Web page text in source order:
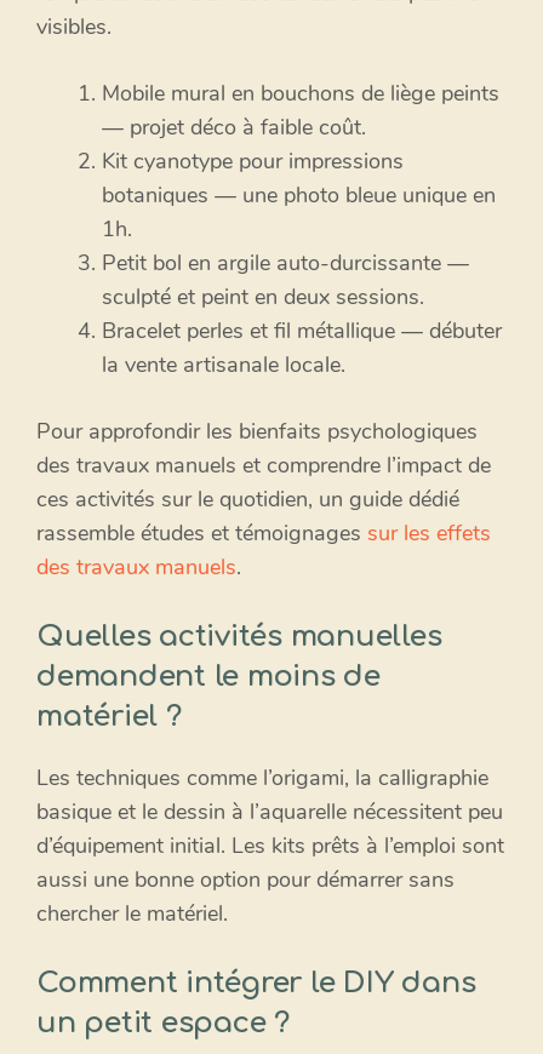
visibles.
Mobile mural en bouchons de liège peints
— projet déco à faible coût.
Kit cyanotype pour impressions
botaniques — une photo bleue unique en
1h.
Petit bol en argile auto-durcissante —
sculpté et peint en deux sessions.
Bracelet perles et fil métallique — débuter
la vente artisanale locale.
Pour approfondir les bienfaits psychologiques
des travaux manuels et comprendre l’impact de
ces activités sur le quotidien, un guide dédié
rassemble études et témoignages sur les effets
des travaux manuels.
Quelles activités manuelles
demandent le moins de
matériel ?
Les techniques comme l’origami, la calligraphie
basique et le dessin à l’aquarelle nécessitent peu
d’équipement initial. Les kits prêts à l’emploi sont
aussi une bonne option pour démarrer sans
chercher le matériel.
Comment intégrer le DIY dans
un petit espace ?